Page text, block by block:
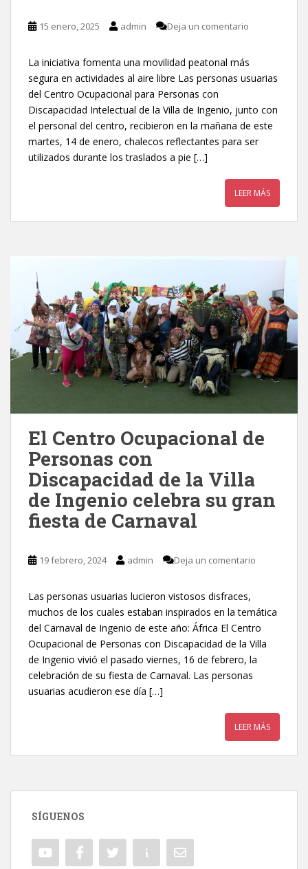
15 enero, 2025 admin Deja un comentario
La iniciativa fomenta una movilidad peatonal más
segura en actividades al aire libre Las personas usuarias
del Centro Ocupacional para Personas con
Discapacidad Intelectual de la Villa de Ingenio, junto con
el personal del centro, recibieron en la mañana de este
martes, 14 de enero, chalecos reflectantes para ser
utilizados durante los traslados a pie […]
LEER MÁS
El Centro Ocupacional de
Personas con
Discapacidad de la Villa
de Ingenio celebra su gran
fiesta de Carnaval
19 febrero, 2024 admin Deja un comentario
Las personas usuarias lucieron vistosos disfraces,
muchos de los cuales estaban inspirados en la temática
del Carnaval de Ingenio de este año: África El Centro
Ocupacional de Personas con Discapacidad de la Villa
de Ingenio vivió el pasado viernes, 16 de febrero, la
celebración de su fiesta de Carnaval. Las personas
usuarias acudieron ese día […]
LEER MÁS
SÍGUENOS